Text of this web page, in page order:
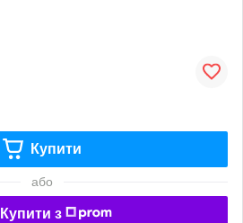
Купити
або
Купити з